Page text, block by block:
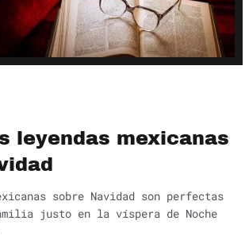
leyendas mexicanas
sobre Navidad son perfectas
justo en la víspera de Noche